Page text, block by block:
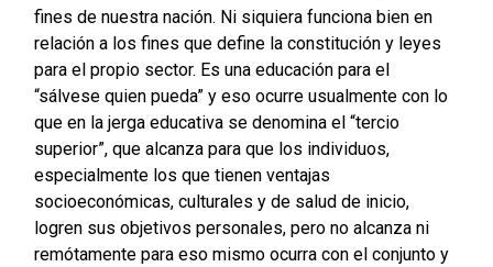
fines de nuestra nación. Ni siquiera funciona bien en
relación a los fines que define la constitución y leyes
para el propio sector. Es una educación para el
“sálvese quien pueda” y eso ocurre usualmente con lo
que en la jerga educativa se denomina el “tercio
superior”, que alcanza para que los individuos,
especialmente los que tienen ventajas
socioeconómicas, culturales y de salud de inicio,
logren sus objetivos personales, pero no alcanza ni
remótamente para eso mismo ocurra con el conjunto y